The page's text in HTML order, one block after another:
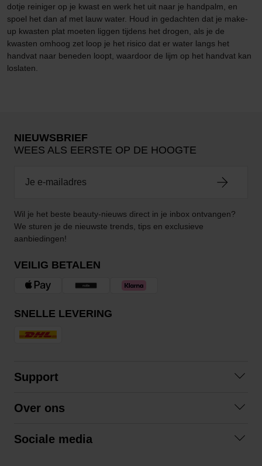
dotje reiniger op je kwast en werk het uit naar je handpalm, en
spoel het dan af met lauw water. Houd in gedachten dat je make-
up kwasten plat moeten liggen tijdens het drogen, als je de
kwasten omhoog zet loop je het risico dat er water langs het
handvat naar beneden loopt, waardoor de lijm op het handvat kan
loslaten.
NIEUWSBRIEF
WEES ALS EERSTE OP DE HOOGTE
Wil je het beste beauty-nieuws direct in je inbox ontvangen?
We sturen je de nieuwste trends, tips en exclusieve
aanbiedingen!
VEILIG BETALEN
SNELLE LEVERING
Support
Algemene voorwaarden
Over ons
Sociale media